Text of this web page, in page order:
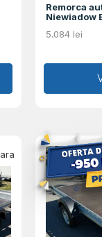
Remorca
Niewiadow
5.084 lei